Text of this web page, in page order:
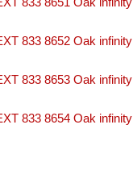
833 8652 Oak infinity
833 8653 Oak infinity
833 8654 Oak infinity